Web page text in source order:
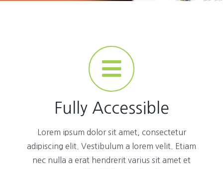
Fully Accessible
Lorem ipsum dolor sit amet, consectetur
adipiscing elit. Vestibulum a lorem velit. Etiam
nec nulla a erat hendrerit varius sit amet et